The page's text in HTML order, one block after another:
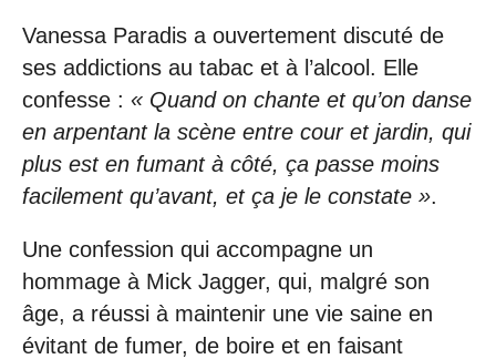
Vanessa Paradis a ouvertement discuté de
ses addictions au tabac et à l’alcool. Elle
confesse : « Quand on chante et qu’on danse
en arpentant la scène entre cour et jardin, qui
plus est en fumant à côté, ça passe moins
facilement qu’avant, et ça je le constate ».
Une confession qui accompagne un
hommage à Mick Jagger, qui, malgré son
âge, a réussi à maintenir une vie saine en
évitant de fumer, de boire et en faisant